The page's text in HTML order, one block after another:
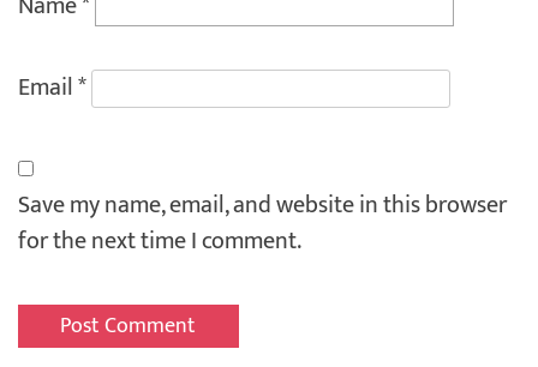
Email*
Save my name, email, and website in this browser
for the next time I comment.